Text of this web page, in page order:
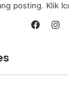
posting. Klik